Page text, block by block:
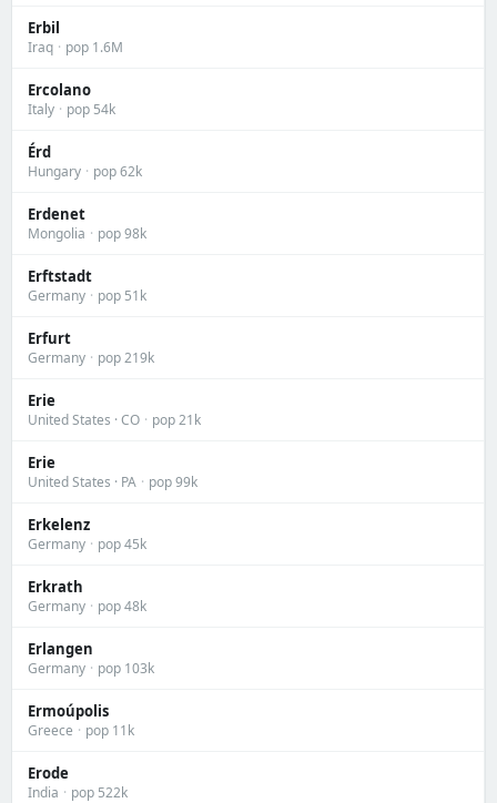
Erbil
Iraq · pop 1.6M
Ercolano
Italy · pop 54k
Érd
Hungary · pop 62k
Erdenet
Mongolia · pop 98k
Erftstadt
Germany · pop 51k
Erfurt
Germany · pop 219k
Erie
United States · CO · pop 21k
Erie
United States · PA · pop 99k
Erkelenz
Germany · pop 45k
Erkrath
Germany · pop 48k
Erlangen
Germany · pop 103k
Ermoúpolis
Greece · pop 11k
Erode
India · pop 522k